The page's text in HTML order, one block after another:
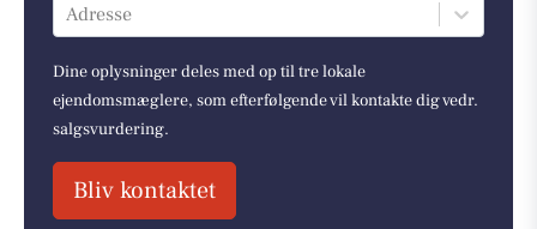
Adresse
Dine oplysninger deles med op til tre lokale
ejendomsmæglere, som efterfølgende vil kontakte dig vedr.
salgsvurdering.
Bliv kontaktet